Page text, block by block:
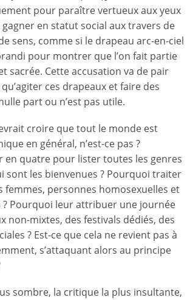
pour paraître vertueux aux yeux
en statut social aux travers de
sens, comme si le drapeau arc-en-ciel
pour montrer que l’on fait partie
sacrée. Cette accusation va de pair
ces drapeaux et faire des
part ou n’est pas utile.
croire que tout le monde est
en général, n’est-ce pas ?
en quatre pour lister toutes les genres
sont les bienvenues ? Pourquoi traiter
femmes, personnes homosexuelles et
Pourquoi leur attribuer une journée
non-mixtes, des festivals dédiés, des
? Est-ce que cela ne revient pas à
s’attaquant alors au principe
sombre, la critique la plus insultante,